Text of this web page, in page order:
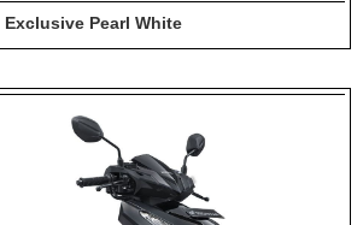
New R15M versi 2024, makin sangar !
Bull KTM Factory Racing musim 2024 !
Bagnaia Juara Dunia MotoGP musim
Exclusive Pearl White